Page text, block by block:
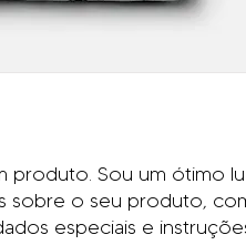
produto. Sou um ótimo
sobre o seu produto,
especiais e